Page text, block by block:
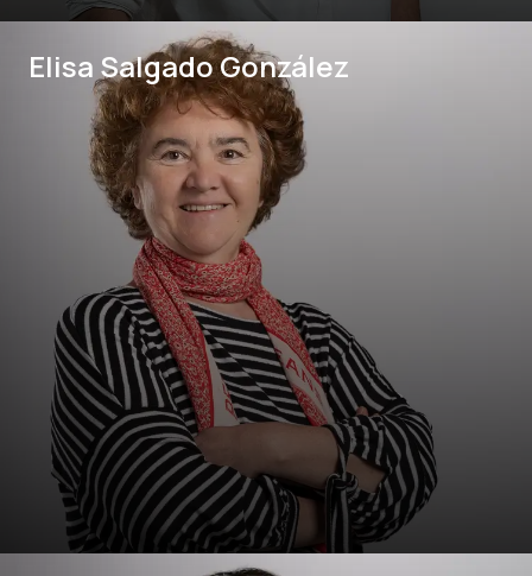
Elisa Salgado González